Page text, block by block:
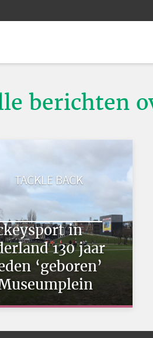
berichten
TACKLE BACK
in
130 jaar
‘geboren’